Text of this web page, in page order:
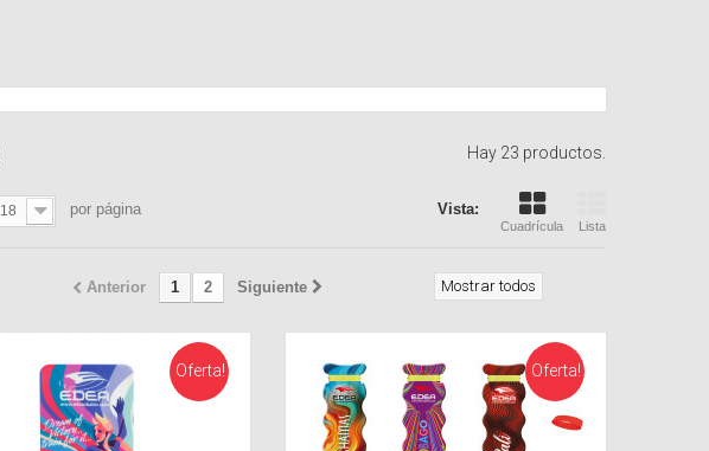
Hay 23 productos.
Vista:
Cuadrícula Lista
18 por página
Mostrar todos
Anterior 1 2 Siguiente
Oferta! Oferta!